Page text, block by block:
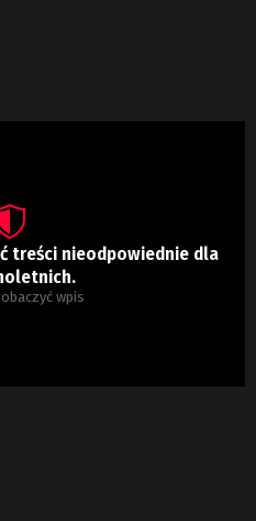
treści nieodpowiednie dla
wpis